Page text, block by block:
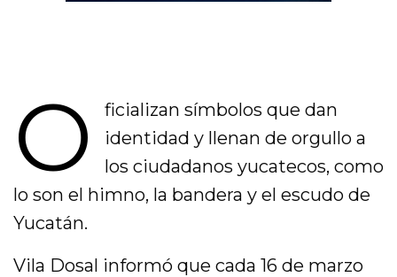
O
ficializan símbolos que dan
identidad y llenan de orgullo a
los ciudadanos yucatecos, como
lo son el himno, la bandera y el escudo de
Yucatán.
Vila Dosal informó que cada 16 de marzo